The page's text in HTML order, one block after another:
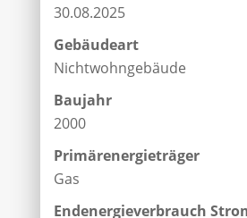
30.08.2025
Gebäudeart
Nichtwohngebäude
Baujahr
2000
Primärenergieträger
Gas
Endenergie­verbrauch